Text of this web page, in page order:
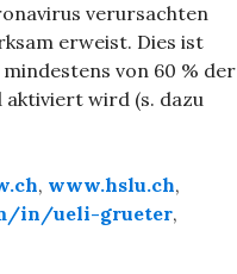
verursachten
erweist. Dies ist
von 60 % der
aktiviert wird (s. dazu
, www.hslu.ch,
in/ueli-grueter,